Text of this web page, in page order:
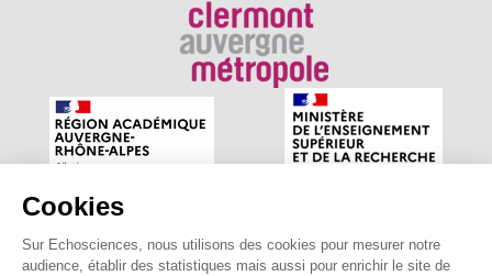
Cookies
Sur Echosciences, nous utilisons des cookies pour mesurer notre
audience, établir des statistiques mais aussi pour enrichir le site de
Echosciences Auvergne est le réseau social des amateurs